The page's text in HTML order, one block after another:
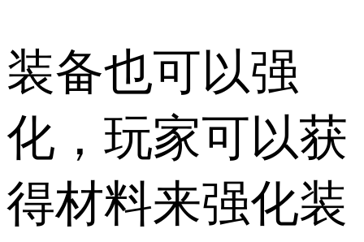
装备也可以强
化，玩家可以获
得材料来强化装